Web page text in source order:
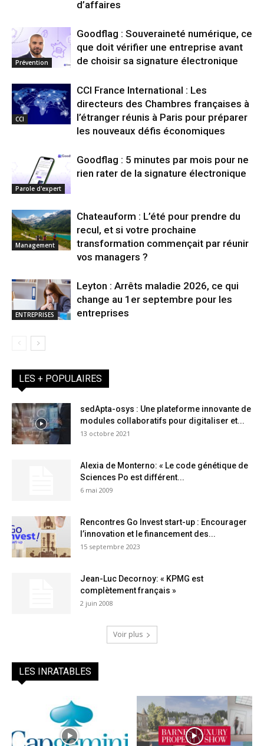
d’affaires
Prévention
Goodflag : Souveraineté numérique, ce
que doit vérifier une entreprise avant
de choisir sa signature électronique
CCI
CCI France International : Les
directeurs des Chambres françaises à
l’étranger réunis à Paris pour préparer
les nouveaux défis économiques
Parole d'expert
Goodflag : 5 minutes par mois pour ne
rien rater de la signature électronique
Management
Chateauform : L’été pour prendre du
recul, et si votre prochaine
transformation commençait par réunir
vos managers ?
ENTREPRISES
Leyton : Arrêts maladie 2026, ce qui
change au 1er septembre pour les
entreprises
LES + POPULAIRES
sedApta-osys : Une plateforme innovante de
modules collaboratifs pour digitaliser et...
13 octobre 2021
Alexia de Monterno: « Le code génétique de
Sciences Po est différent...
6 mai 2009
Rencontres Go Invest start-up : Encourager
l’innovation et le financement des...
15 septembre 2023
Jean-Luc Decornoy: « KPMG est
complètement français »
2 juin 2008
Voir plus
LES INRATABLES